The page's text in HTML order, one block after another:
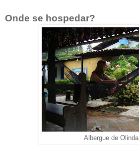
Onde se hospedar?
Albergue de Olinda